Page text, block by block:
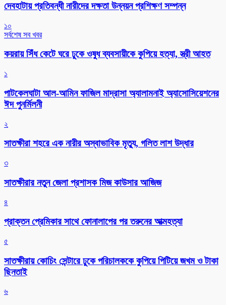
দেবহাটায় প্রতিবন্ধী নারীদের দক্ষতা উন্নয়ন প্রশিক্ষণ সম্পন্ন
১০
সর্বশেষ সব খবর
কয়রায় সিঁধ কেটে ঘরে ঢুকে ওষুধ ব্যবসায়ীকে কুপিয়ে হত্যা, স্ত্রী আহত
১
পাটকেলঘাটা আল-আমিন ফাজিল মাদ্রাসা অ্যালামনাই অ্যাসোসিয়েশনের
ঈদ পুনর্মিলনী
২
সাতক্ষীরা শহরে এক নারীর অস্বাভাবিক মৃত্যু, গলিত লাশ উদ্ধার
৩
সাতক্ষীরার নতুন জেলা প্রশাসক মিজ কাউসার আজিজ
৪
প্রাক্তন প্রেমিকার সাথে ফোনালাপের পর তরুনের আত্মহত্যা
৫
সাতক্ষীরায় কোচিং সেন্টারে ঢুকে পরিচালককে কুপিয়ে পিটিয়ে জখম ও টাকা
ছিনতাই
৬